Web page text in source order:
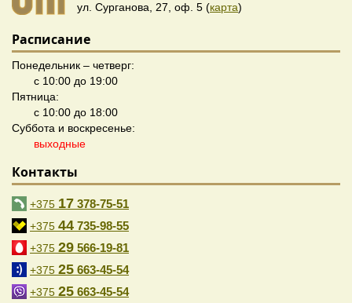
ул. Сурганова, 27, оф. 5 (карта)
Расписание
Понедельник – четверг:
с 10:00 до 19:00
Пятница:
с 10:00 до 18:00
Суббота и воскресенье:
выходные
Контакты
+375 17 378-75-51
+375 44 735-98-55
+375 29 566-19-81
+375 25 663-45-54
+375 25 663-45-54